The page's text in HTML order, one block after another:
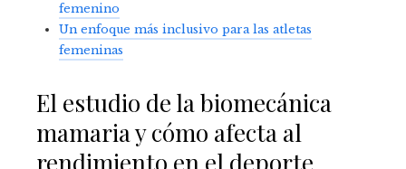
femenino
Un enfoque más inclusivo para las atletas
femeninas
El estudio de la biomecánica
mamaria y cómo afecta al
rendimiento en el deporte